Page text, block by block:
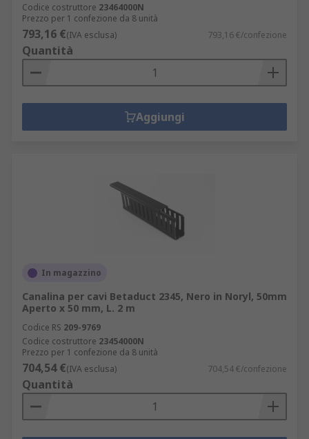
Codice costruttore 23464000N
Prezzo per 1 confezione da 8 unità
793,16 €(IVA esclusa) 793,16 €/confezione
Quantità
Aggiungi
In magazzino
Canalina per cavi Betaduct 2345, Nero in Noryl, 50mm
Aperto x 50 mm, L. 2 m
Codice RS 209-9769
Codice costruttore 23454000N
Prezzo per 1 confezione da 8 unità
704,54 €(IVA esclusa) 704,54 €/confezione
Quantità